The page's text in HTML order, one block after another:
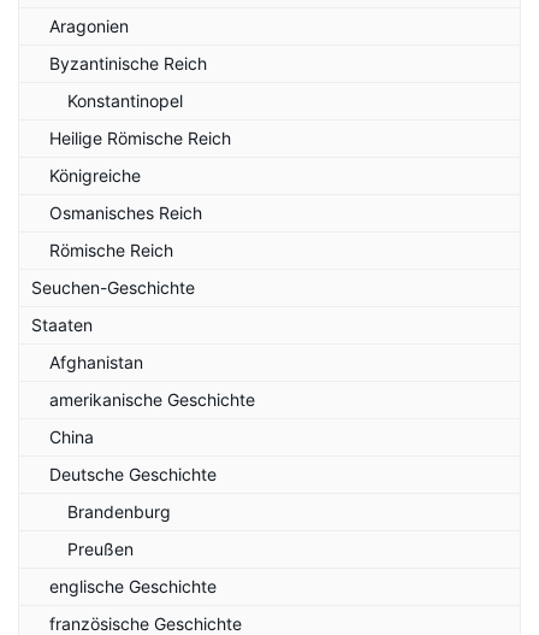
Aragonien
Byzantinische Reich
Konstantinopel
Heilige Römische Reich
Königreiche
Osmanisches Reich
Römische Reich
Seuchen-Geschichte
Staaten
Afghanistan
amerikanische Geschichte
China
Deutsche Geschichte
Brandenburg
Preußen
englische Geschichte
französische Geschichte